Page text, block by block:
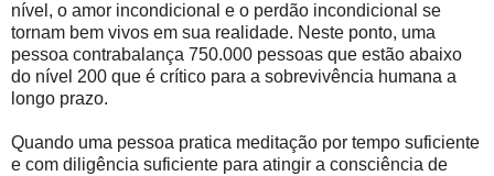
nível, o amor incondicional e o perdão incondicional se
tornam bem vivos em sua realidade. Neste ponto, uma
pessoa contrabalança 750.000 pessoas que estão abaixo
do nível 200 que é crítico para a sobrevivência humana a
longo prazo.
Quando uma pessoa pratica meditação por tempo suficiente
e com diligência suficiente para atingir a consciência de